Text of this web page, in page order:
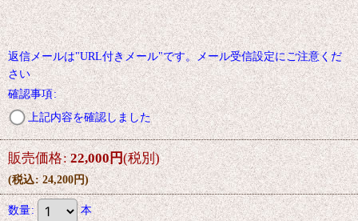
返信メールは"URL付きメール"です。メール受信設定にご注意くだ
さい
確認事項:
上記内容を確認しました
販売価格: 22,000円(税別)
(税込: 24,200円)
数量: 本